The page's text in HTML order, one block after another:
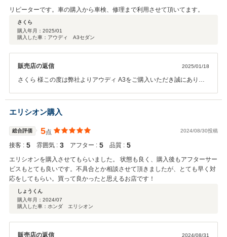
リピーターです。車の購入から車検、修理まで利用させて頂いてます。
さくら
購入年月： 2025/01
購入した車：アウディ A3セダン
販売店の返信 2025/01/18
さくら 様この度は弊社よりアウディ A3をご購入いただき誠にありが
きありがとうございました。高評価をいただきご満足をしてもらえて
心から感謝いたします。また機会がございましたら今よりもっと良い
満足をご提供できるようにスタッフ一同、精進いたします。この度は
誠にありがとうございました。今後ともよろしくお願い致します。
エリシオン購入
総合評価 5点 2024/08/30投稿
接客 : 5 雰囲気 : 3 アフター : 5 品質 : 5
エリシオンを購入させてもらいました。 状態も良く、購入後もアフターサー
ビスもとても良いです。不具合とか相談させて頂きましたが、とても早く対
応をしてもらい。買って良かったと思えるお店です！
しょうくん
購入年月： 2024/07
購入した車：ホンダ エリシオン
販売店の返信 2024/08/31